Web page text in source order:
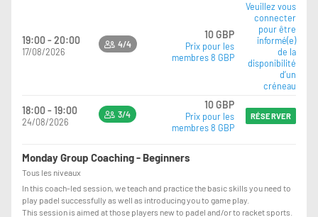
19:00 - 20:00
17/08/2026
4/4
10 GBP
Prix pour les
membres 8 GBP
Veuillez vous
connecter
pour être
informé(e)
de la
disponibilité
d’un
créneau
18:00 - 19:00
24/08/2026
3/4
10 GBP
Prix pour les
membres 8 GBP
RÉSERVER
Monday Group Coaching - Beginners
Tous les niveaux
In this coach-led session, we teach and practice the basic skills you need to
play padel successfully as well as introducing you to game play.
This session is aimed at those players new to padel and/or to racket sports.